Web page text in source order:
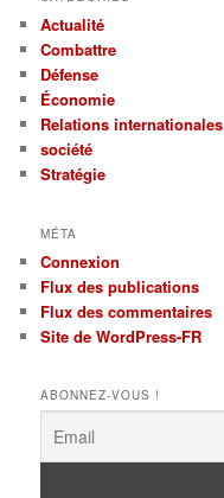
Actualité
Combattre
Défense
Économie
Relations internationales
société
Stratégie
MÉTA
Connexion
Flux des publications
Flux des commentaires
Site de WordPress-FR
ABONNEZ-VOUS !